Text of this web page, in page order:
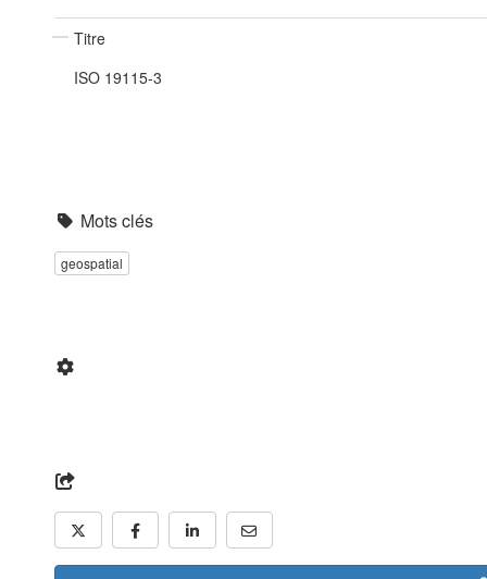
Titre
ISO 19115-3
Mots clés
geospatial